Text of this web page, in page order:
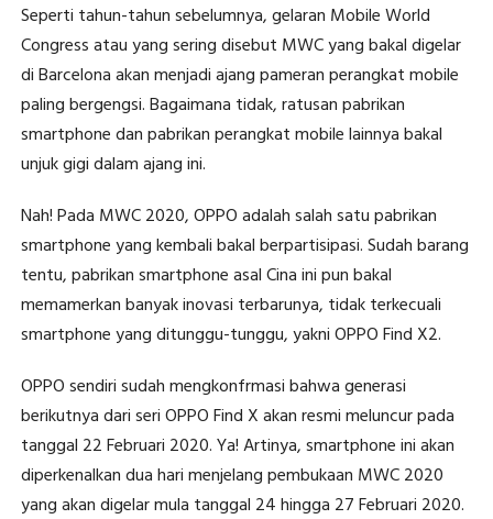
Seperti tahun-tahun sebelumnya, gelaran Mobile World
Congress atau yang sering disebut MWC yang bakal digelar
di Barcelona akan menjadi ajang pameran perangkat mobile
paling bergengsi. Bagaimana tidak, ratusan pabrikan
smartphone dan pabrikan perangkat mobile lainnya bakal
unjuk gigi dalam ajang ini.
Nah! Pada MWC 2020, OPPO adalah salah satu pabrikan
smartphone yang kembali bakal berpartisipasi. Sudah barang
tentu, pabrikan smartphone asal Cina ini pun bakal
memamerkan banyak inovasi terbarunya, tidak terkecuali
smartphone yang ditunggu-tunggu, yakni OPPO Find X2.
OPPO sendiri sudah mengkonfrmasi bahwa generasi
berikutnya dari seri OPPO Find X akan resmi meluncur pada
tanggal 22 Februari 2020. Ya! Artinya, smartphone ini akan
diperkenalkan dua hari menjelang pembukaan MWC 2020
yang akan digelar mula tanggal 24 hingga 27 Februari 2020.